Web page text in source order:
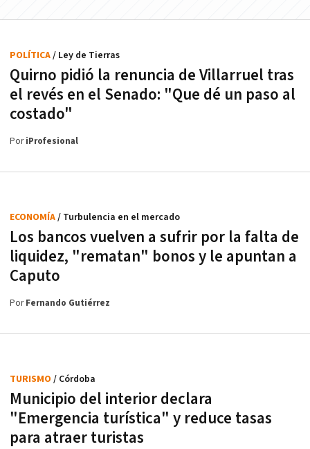
Quirno pidió la renuncia de Villarruel tras
el revés en el Senado: "Que dé un paso al
costado"
POLÍTICA/ Ley de Tierras
PoriProfesional
Los bancos vuelven a sufrir por la falta de
liquidez, "rematan" bonos y le apuntan a
Caputo
ECONOMÍA/ Turbulencia en el mercado
PorFernando Gutiérrez
Municipio del interior declara
"Emergencia turística" y reduce tasas
para atraer turistas
TURISMO / Córdoba